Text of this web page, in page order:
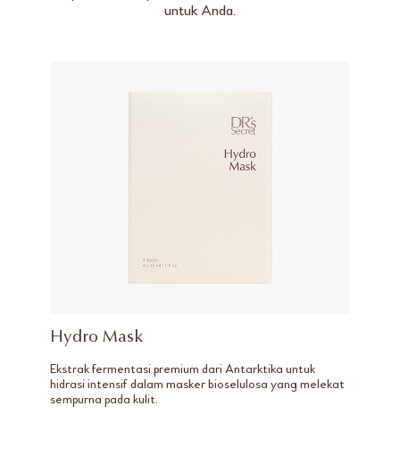
untuk Anda.
Hydro Mask
Ekstrak fermentasi premium dari Antarktika untuk
hidrasi intensif dalam masker bioselulosa yang melekat
sempurna pada kulit.